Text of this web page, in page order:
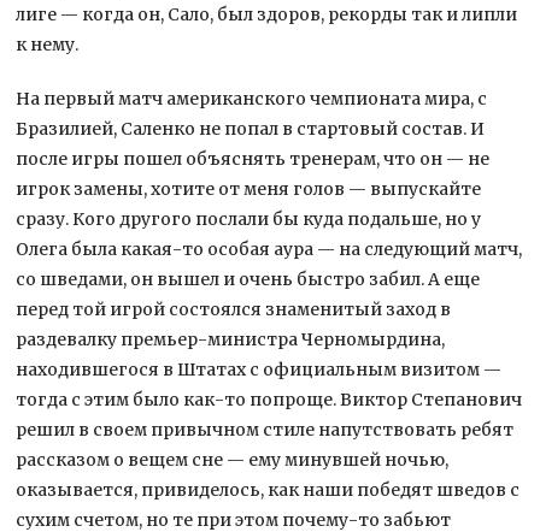
лиге — когда он, Сало, был здоров, рекорды так и липли
к нему.
На первый матч американского чемпионата мира, с
Бразилией, Саленко не попал в стартовый состав. И
после игры пошел объяснять тренерам, что он — не
игрок замены, хотите от меня голов — выпускайте
сразу. Кого другого послали бы куда подальше, но у
Олега была какая-то особая аура — на следующий матч,
со шведами, он вышел и очень быстро забил. А еще
перед той игрой состоялся знаменитый заход в
раздевалку премьер-министра Черномырдина,
находившегося в Штатах с официальным визитом —
тогда с этим было как-то попроще. Виктор Степанович
решил в своем привычном стиле напутствовать ребят
рассказом о вещем сне — ему минувшей ночью,
оказывается, привиделось, как наши победят шведов с
сухим счетом, но те при этом почему-то забьют